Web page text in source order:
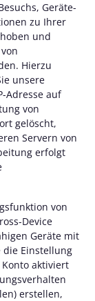
Geräte-
zu Ihrer
und
Hierzu
unsere
Adresse auf
von
gelöscht,
Servern von
erfolgt
von
Device
Geräte mit
die Einstellung
aktiviert
erstellen,